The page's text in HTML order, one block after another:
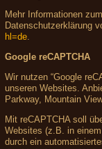
Mehr Informationen
Datenschutzerklärung
hl=de
Google reCAPTCHA
Wir nutzen “Google
unseren Websites.
Parkway, Mountain
Mit reCAPTCHA soll
Websites (z.B. in
durch ein